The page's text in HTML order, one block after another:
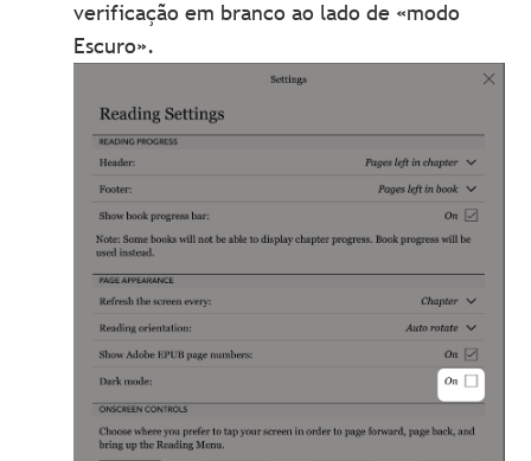
verificação em branco ao lado de «modo
Escuro».